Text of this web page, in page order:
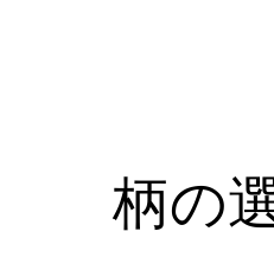
柄の